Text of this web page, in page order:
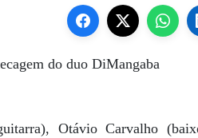
do duo DiMangaba
Otávio Carvalho